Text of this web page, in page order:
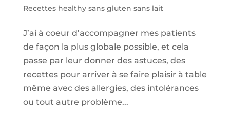
Recettes healthy sans gluten sans lait
J’ai à coeur d’accompagner mes patients
de façon la plus globale possible, et cela
passe par leur donner des astuces, des
recettes pour arriver à se faire plaisir à table
même avec des allergies, des intolérances
ou tout autre problème...